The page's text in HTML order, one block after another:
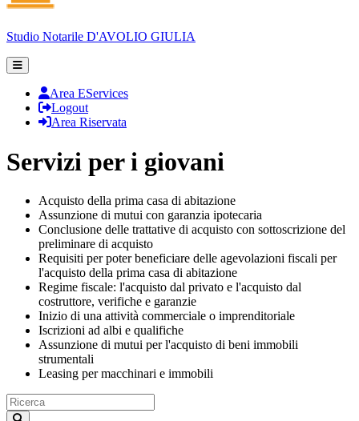
Studio Notarile D'AVOLIO GIULIA
Area EServices
Logout
Area Riservata
Servizi per i giovani
Acquisto della prima casa di abitazione
Assunzione di mutui con garanzia ipotecaria
Conclusione delle trattative di acquisto con sottoscrizione del
preliminare di acquisto
Requisiti per poter beneficiare delle agevolazioni fiscali per
l'acquisto della prima casa di abitazione
Regime fiscale: l'acquisto dal privato e l'acquisto dal
costruttore, verifiche e garanzie
Inizio di una attività commerciale o imprenditoriale
Iscrizioni ad albi e qualifiche
Assunzione di mutui per l'acquisto di beni immobili
strumentali
Leasing per macchinari e immobili